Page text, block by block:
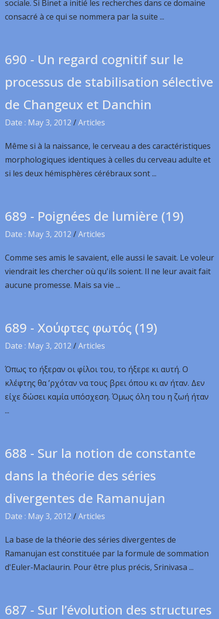
sociale. Si Binet a initié les recherches dans ce domaine
consacré à ce qui se nommera par la suite ...
690 - Un regard cognitif sur le
processus de stabilisation sélective
de Changeux et Danchin
Date : May 3, 2012 /Articles
Même si à la naissance, le cerveau a des caractéristiques
morphologiques identiques à celles du cerveau adulte et
si les deux hémisphères cérébraux sont ...
689 - Poignées de lumière (19)
Date : May 3, 2012 /Articles
Comme ses amis le savaient, elle aussi le savait. Le voleur
viendrait les chercher où qu'ils soient. Il ne leur avait fait
aucune promesse. Mais sa vie ...
689 - Χούφτες φωτός (19)
Date : May 3, 2012 /Articles
Όπως το ήξεραν οι φίλοι του, το ήξερε κι αυτή. Ο
κλέφτης θα ’ρχόταν να τους βρει όπου κι αν ήταν. Δεν
είχε δώσει καμία υπόσχεση. Όμως όλη του η ζωή ήταν
...
688 - Sur la notion de constante
dans la théorie des séries
divergentes de Ramanujan
Date : May 3, 2012 /Articles
La base de la théorie des séries divergentes de
Ramanujan est constituée par la formule de sommation
d'Euler-Maclaurin. Pour être plus précis, Srinivasa ...
687 - Sur l’évolution des structures